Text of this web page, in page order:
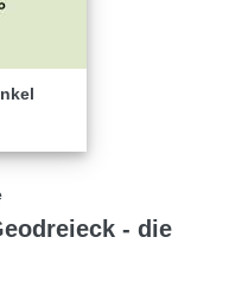
- die